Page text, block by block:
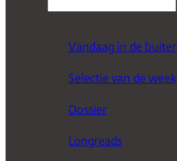
Vandaag in de
Selectie van de week
Dossier
Longreads